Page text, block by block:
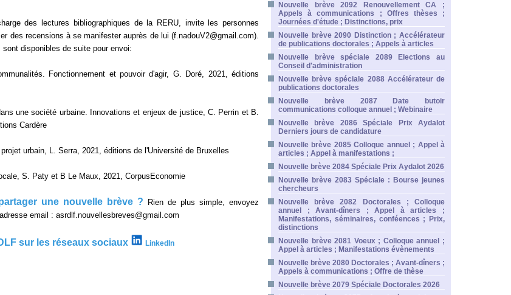
des lectures bibliographiques de la RERU, invite les personnes
des recensions à se manifester auprès de lui (f.nadouV2@gmail.com).
disponibles de suite pour envoi:
Fonctionnement et pouvoir d'agir, G. Doré, 2021, éditions
une société urbaine. Innovations et enjeux de justice, C. Perrin et B.
Cardère
urbain, L. Serra, 2021, éditions de l'Université de Bruxelles
S. Paty et B Le Maux, 2021, CorpusEconomie
une nouvelle brève ? Rien de plus simple, envoyez
email : asrdlf.nouvellesbreves@gmail.com
sur les réseaux sociaux
LinkedIn
Nouvelle brève 2092 Renouvellement CA ;
Appels à communications ; Offres thèses ;
Journées d'étude ; Distinctions, prix
Nouvelle brève 2090 Distinction ; Accélérateur
de publications doctorales ; Appels à articles
Nouvelle brève spéciale 2089 Elections au
Conseil d'administration
Nouvelle brève spéciale 2088 Accélérateur de
publications doctorales
Nouvelle brève 2087 Date butoir
communications colloque annuel ; Webinaire
Nouvelle brève 2086 Spéciale Prix Aydalot
Derniers jours de candidature
Nouvelle brève 2085 Colloque annuel ; Appel à
articles ; Appel à manifestations ;
Nouvelle brève 2084 Spéciale Prix Aydalot 2026
Nouvelle brève 2083 Spéciale : Bourse jeunes
chercheurs
Nouvelle brève 2082 Doctorales ; Colloque
annuel ; Avant-dîners ; Appel à articles ;
Manifestations, séminaires, conféences ; Prix,
distinctions
Nouvelle brève 2081 Voeux ; Colloque annuel ;
Appel à articles ; Manifestations évènements
Nouvelle brève 2080 Doctorales ; Avant-dîners ;
Appels à communications ; Offre de thèse
Nouvelle brève 2079 Spéciale Doctorales 2026